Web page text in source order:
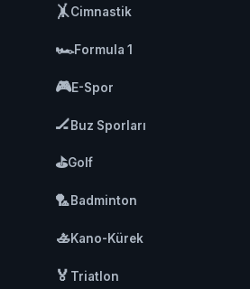
🤸Cimnastik
🏎️Formula 1
🎮E-Spor
🏒Buz Sporları
⛳Golf
🏸Badminton
🚣Kano-Kürek
🏅 Triatlon